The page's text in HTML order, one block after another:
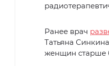
Ранее врач
Татьяна
женщин старше